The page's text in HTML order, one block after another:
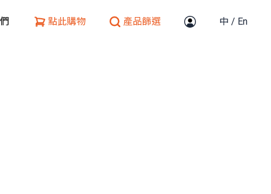
點此購物 產品篩選 中 / En